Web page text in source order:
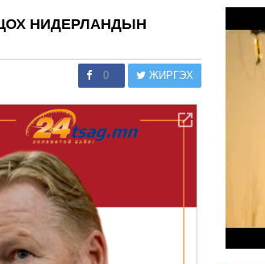
НИДЕРЛАНДЫН
0 ЖИРГЭХ